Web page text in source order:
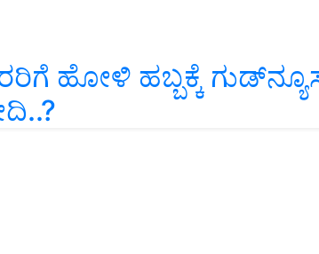
ಹೋಳಿ ಹಬ್ಬಕ್ಕೆ ಗುಡ್‌ನ್ಯೂಸ್‌